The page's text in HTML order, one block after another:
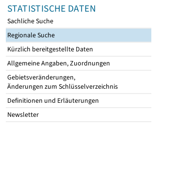
STATISTISCHE DATEN
Sachliche Suche
Regionale Suche
Kürzlich bereitgestellte Daten
Allgemeine Angaben, Zuordnungen
Gebietsveränderungen,
Änderungen zum Schlüsselverzeichnis
Definitionen und Erläuterungen
Newsletter